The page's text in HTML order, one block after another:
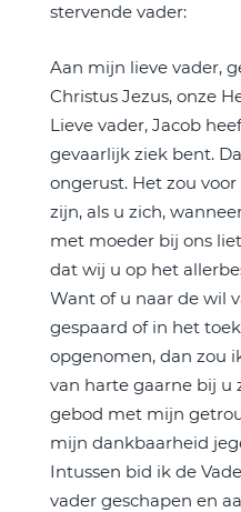
stervende vader:
Aan mijn lieve vader,
Christus Jezus, onze
Lieve vader, Jacob
gevaarlijk ziek bent.
ongerust. Het zou
zijn, als u zich,
met moeder bij ons
dat wij u op het
Want of u naar de wil
gespaard of in het
opgenomen, dan zou
van harte gaarne bij u
gebod met mijn
mijn dankbaarheid
Intussen bid ik de
vader geschapen en